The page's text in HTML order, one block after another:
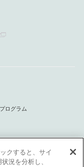
ログラム
クすると、サイ
況を分析し、